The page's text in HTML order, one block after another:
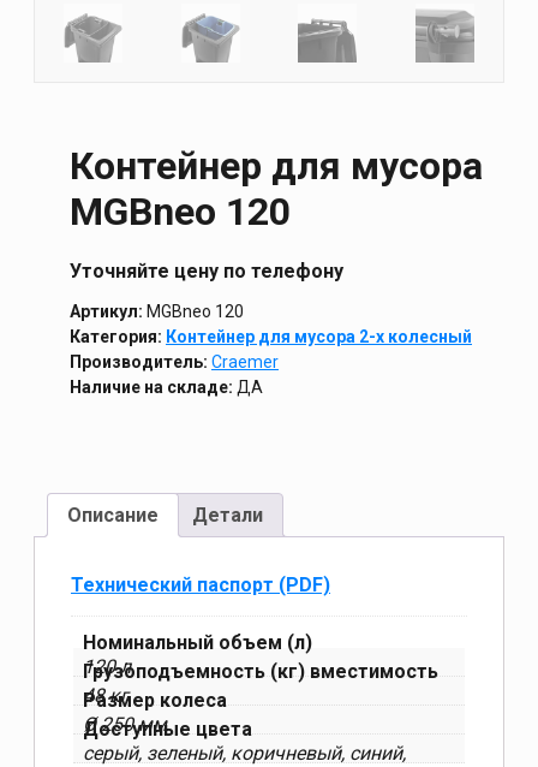
Контейнер для мусора
MGBneo 120
Уточняйте цену по телефону
Артикул: MGBneo 120
Категория: Контейнер для мусора 2-х колесный
Производитель: Craemer
Наличие на складе: ДА
Описание Детали
Технический паспорт (PDF)
Номинальный объем (л)
120 л
Грузоподъемность (кг) вместимость
48 кг
Размер колеса
Ø 250 мм
Доступные цвета
серый, зеленый, коричневый, синий,